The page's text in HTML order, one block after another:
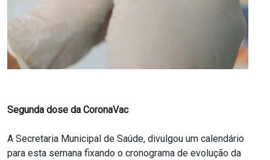
Segunda dose da CoronaVac
A Secretaria Municipal de Saúde, divulgou um calendário
para esta semana fixando o cronograma de evolução da